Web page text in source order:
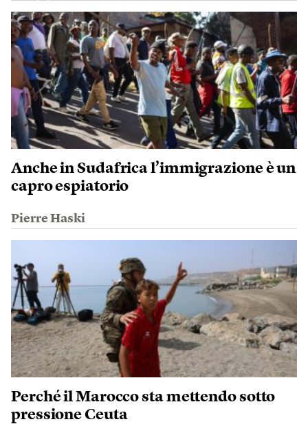
Anche in Sudafrica l’immigrazione è un
capro espiatorio
Pierre Haski
Perché il Marocco sta mettendo sotto
pressione Ceuta